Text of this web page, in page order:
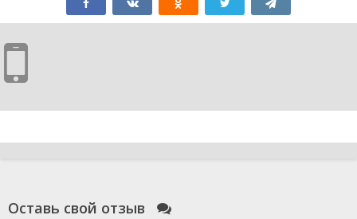
Оставь свой отзыв